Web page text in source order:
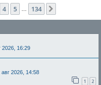
из 134
4 5 134
2026, 16:29
авг 2026, 14:58
1 2